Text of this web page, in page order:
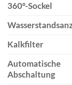
360°-Sockel
Kalkfilter
Automatische
Abschaltung